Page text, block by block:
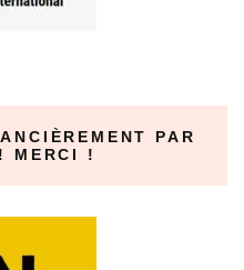
PAR
MERCI !